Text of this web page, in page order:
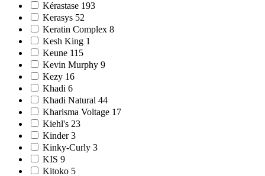
Kérastase 193
Kerasys 52
Keratin Complex 8
Kesh King 1
Keune 115
Kevin Murphy 9
Kezy 16
Khadi 6
Khadi Natural 44
Kharisma Voltage 17
Kiehl's 23
Kinder 3
Kinky-Curly 3
KIS 9
Kitoko 5